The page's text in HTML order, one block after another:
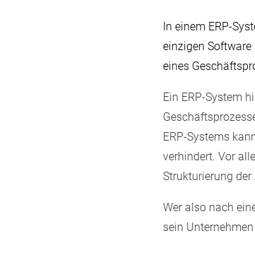
In einem ERP-
einzigen
eines
Ein ERP-System
ERP-Systems
verhindert. Vor
Strukturierung
Wer also nach
sein